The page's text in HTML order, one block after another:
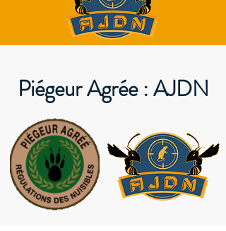
Piégeur Agrée : AJDN